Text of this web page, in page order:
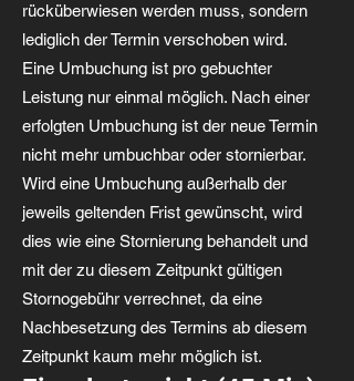
rücküberwiesen werden muss, sondern
lediglich der Termin verschoben wird.
Eine Umbuchung ist pro gebuchter
Leistung nur einmal möglich. Nach einer
erfolgten Umbuchung ist der neue Termin
nicht mehr umbuchbar oder stornierbar.
Wird eine Umbuchung außerhalb der
jeweils geltenden Frist gewünscht, wird
dies wie eine Stornierung behandelt und
mit der zu diesem Zeitpunkt gültigen
Stornogebühr verrechnet, da eine
Nachbesetzung des Termins ab diesem
Zeitpunkt kaum mehr möglich ist.